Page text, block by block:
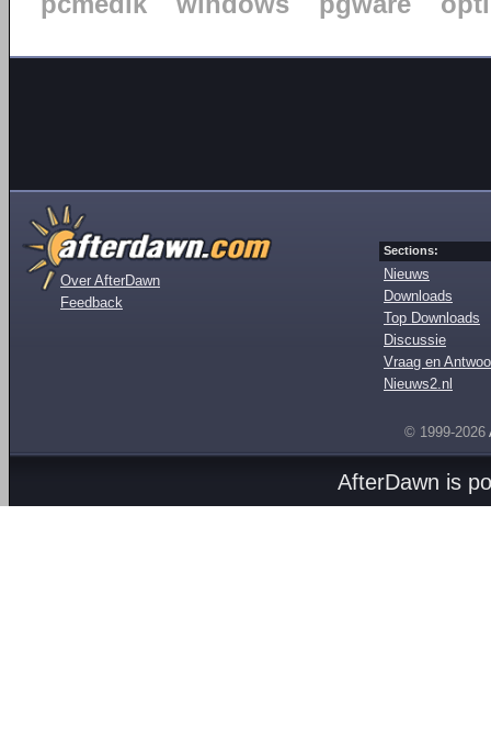
Over AfterDawn
Feedback
Sections:
Nieuws
Downloads
Top Downloads
Discussie
Vraag en
Nieuws2.nl
© 1999-2026
AfterDawn is